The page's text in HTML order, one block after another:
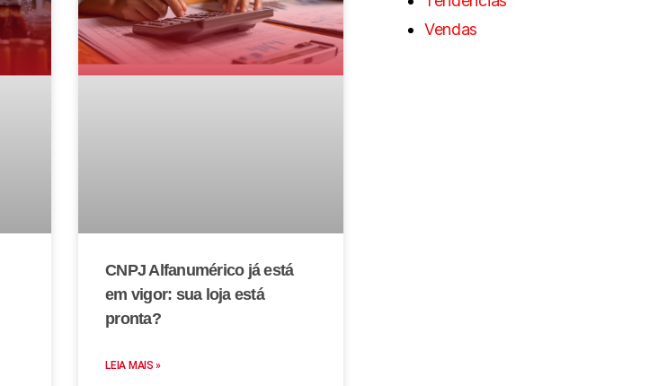
CNPJ Alfanumérico já está
em vigor: sua loja está
pronta?
LEIA MAIS »
Vendas